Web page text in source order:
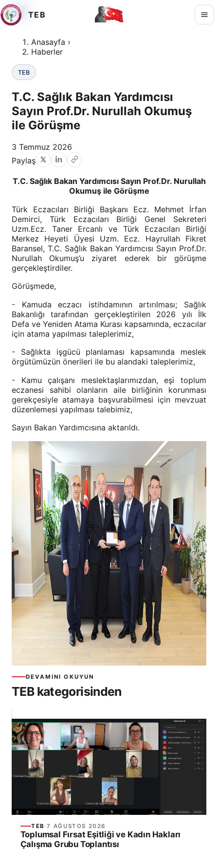
TEB
Anasayfa ›
Haberler
TEB
T.C. Sağlık Bakan Yardımcısı
Sayın Prof.Dr. Nurullah Okumuş
ile Görüşme
3 Temmuz 2026
Paylaş
T.C. Sağlık Bakan Yardımcısı Sayın Prof.Dr. Nurullah
Okumuş ile Görüşme
Türk Eczacıları Birliği Başkanı Ecz. Mehmet İrfan
Demirci, Türk Eczacıları Birliği Genel Sekreteri
Uzm.Ecz. Taner Ercanlı ve Türk Eczacıları Birliği
Merkez Heyeti Üyesi Uzm. Ecz. Hayrullah Fikret
Baransel, T.C. Sağlık Bakan Yardımcısı Sayın Prof.Dr.
Nurullah Okumuş’u ziyaret ederek bir görüşme
gerçekleştirdiler.
Görüşmede,
- Kamuda eczacı istihdamının artırılması; Sağlık
Bakanlığı tarafından gerçekleştirilen 2026 yılı İlk
Defa ve Yeniden Atama Kurası kapsamında, eczacılar
için atama yapılması taleplerimiz,
- Sağlıkta işgücü planlaması kapsamında meslek
örgütümüzün önerileri ile bu alandaki taleplerimiz,
- Kamu çalışanı meslektaşlarımızdan, eşi toplum
eczanesi sahibi olanların aile birliğinin korunması
gerekçesiyle atamaya başvurabilmesi için mevzuat
düzenlemesi yapılması talebimiz,
Sayın Bakan Yardımcısına aktarıldı.
DEVAMINI OKUYUN
TEB kategorisinden
TEB
TEB ·7 AĞUSTOS 2026
Toplumsal Fırsat Eşitliği ve Kadın Hakları
Çalışma Grubu Toplantısı
TEB
TEB